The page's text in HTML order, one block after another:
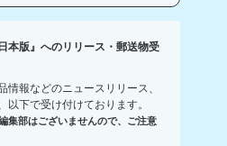
本版』へのリリース・郵送物受
情報などのニュースリリース、
以下で受け付けております。
集部はございませんので、ご注意